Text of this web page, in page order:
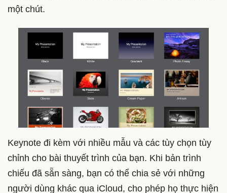
một chút.
Keynote đi kèm với nhiều mẫu và các tùy chọn tùy
chỉnh cho bài thuyết trình của bạn. Khi bản trình
chiếu đã sẵn sàng, bạn có thể chia sẻ với những
người dùng khác qua iCloud, cho phép họ thực hiện